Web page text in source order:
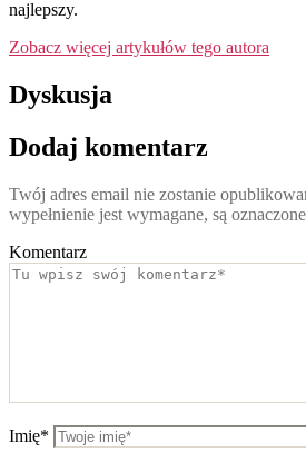
najlepszy.
Zobacz więcej artykułów tego autora
Dyskusja
Dodaj komentarz
Twój adres email nie zostanie
wypełnienie jest wymagane, są
Komentarz
Imię*